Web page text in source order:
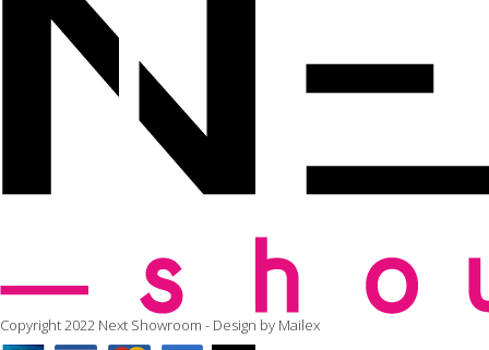
Copyright 2022 Next Showroom - Design by